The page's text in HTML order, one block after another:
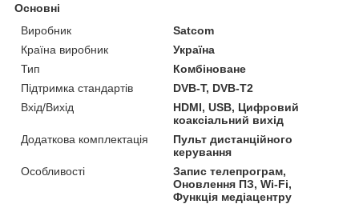
Основні
Виробник
Satcom
Країна виробник
Україна
Тип
Комбіноване
Підтримка стандартів
DVB-T, DVB-T2
Вхід/Вихід
HDMI, USB, Цифровий
коаксіальний вихід
Додаткова комплектація
Пульт дистанційного
керування
Особливості
Запис телепрограм,
Оновлення ПЗ, Wi-Fi,
Функція медіацентру